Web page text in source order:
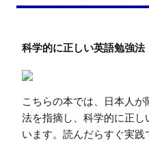
こちらの本では、日本人
法を指摘し、科学的に正
います。読んだらすぐ実